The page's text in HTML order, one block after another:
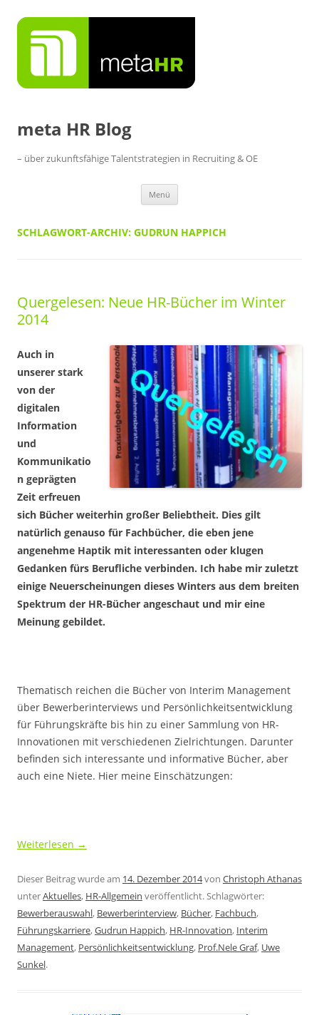
Inhalt
springen
meta HR Blog
– über zukunftsfähige Talentstrategien in Recruiting & OE
Menü
SCHLAGWORT-ARCHIV: GUDRUN HAPPICH
Quergelesen: Neue HR-Bücher im Winter
2014
Auch in
unserer stark
von der
digitalen
Information
und
Kommunikatio
n geprägten
Zeit erfreuen
sich Bücher weiterhin großer Beliebtheit. Dies gilt
natürlich genauso für Fachbücher, die eben jene
angenehme Haptik mit interessanten oder klugen
Gedanken fürs Berufliche verbinden. Ich habe mir zuletzt
einige Neuerscheinungen dieses Winters aus dem breiten
Spektrum der HR-Bücher angeschaut und mir eine
Meinung gebildet.
Thematisch reichen die Bücher von Interim Management
über Bewerberinterviews und Persönlichkeitsentwicklung
für Führungskräfte bis hin zu einer Sammlung von HR-
Innovationen mit verschiedenen Zielrichtungen. Darunter
befinden sich interessante und informative Bücher, aber
auch eine Niete. Hier meine Einschätzungen:
Weiterlesen →
Dieser Beitrag wurde am 14. Dezember 2014von Christoph Athanas
unterAktuelles, HR-Allgemein veröffentlicht. Schlagwörter:
Bewerberauswahl, Bewerberinterview, Bücher, Fachbuch,
Führungskarriere,Gudrun Happich, HR-Innovation, Interim
Management, Persönlichkeitsentwicklung, Prof.Nele Graf, Uwe
Sunkel.